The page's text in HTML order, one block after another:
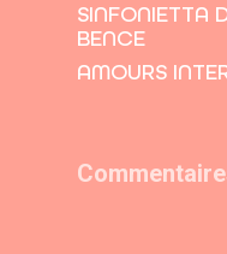
SINFONIETTA
BENCE
AMOURS